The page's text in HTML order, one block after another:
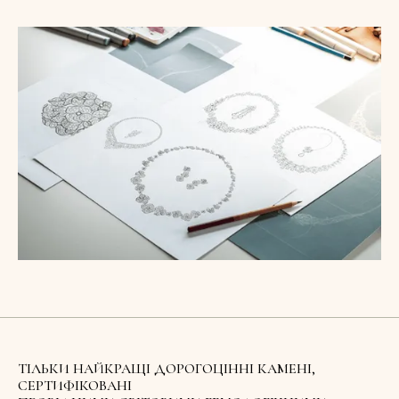
ТІЛЬКИ НАЙКРАЩІ ДОРОГОЦІННІ КАМЕНІ,
СЕРТИФІКОВАНІ